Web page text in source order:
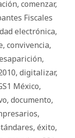
, comenzar,
Fiscales
electrónica,
, convivencia,
,
, digitalizar,
México,
, documento,
,
, éxito,